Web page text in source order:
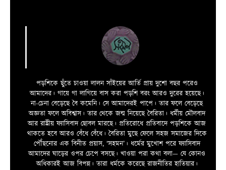
পড়শিকে ছুঁতে চাওয়া লালন সাঁইয়ের আর্তি প্রায় দুশো বছর পরেও
আমাদের। গায়ে গা লাগিয়ে বাস করা পড়শি বরং আরও দুরের হয়েছে।
না-চেনা বেড়েছে বৈ কমেনি। সে আমাদেরই পাপে। তার ফলে বেড়েছে
অজ্ঞতা ফলে অবিশ্বাস। তার থেকে জন্ম নিয়েছে বৈরিতা। ধর্মীয় মৌলবাদ
আর রাষ্ট্রীয় ফ্যাসিবাদ ছোবল মারছে। প্রতিরোধে প্রতিবাদে পড়শিকে আজ
থাকতে হবে আরও বেঁধে বেঁধে। বৈরিতা মুছে ফেলে সহজ সমাজের দিকে
পৌঁছনোর এক বিনীত প্রয়াস, ‘সহমন’। ধর্মের মুখোশ পরে ফ্যাসিবাদ
আমাদের ঘাড়ের ওপর চেপে বসছে। খাওয়া পরা কথা বলা—­­ যে কোনও
অধিকারই আজ বিপন্ন। তারা ধর্মকে করেছে রাজনীতির হাতিয়ার।